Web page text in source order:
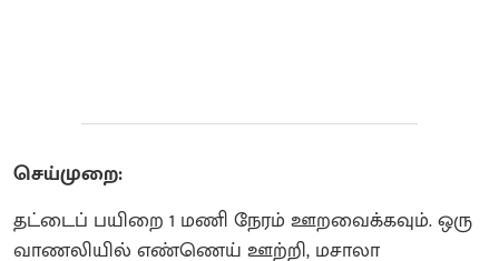
செய்முறை:
தட்டைப் பயிறை 1 மணி நேரம் ஊறவைக்கவும். ஒரு
வாணலியில் எண்ணெய் ஊற்றி, மசாலா